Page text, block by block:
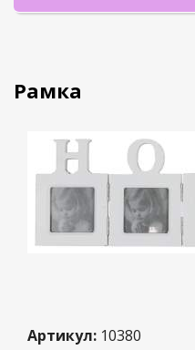
Рамка
Артикул: 10380